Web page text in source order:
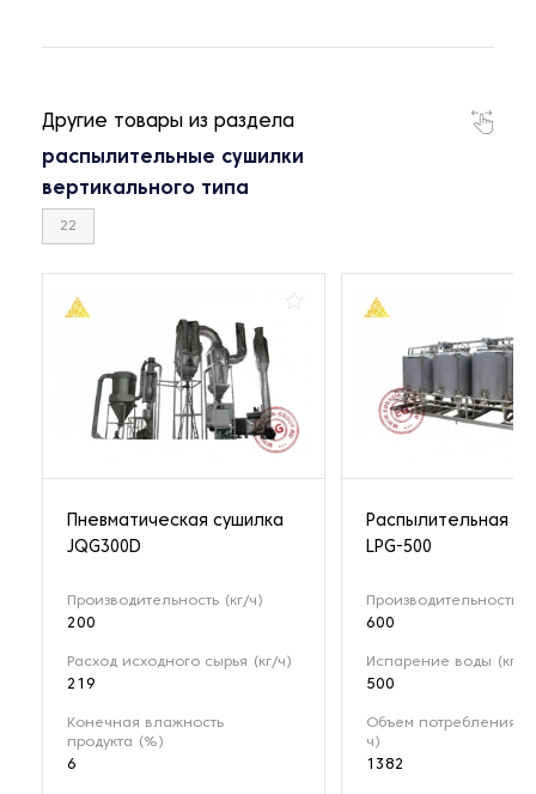
Другие товары из раздела
распылительные сушилки
вертикального типа
22
Пневматическая сушилка
JQG300D
Производительность (кг/ч)
200
Расход исходного сырья (кг/ч)
219
Конечная влажность
продукта (%)
6
Распылительная
LPG-500
Производительность
600
Испарение воды (кг/ч)
500
Объем потребления
ч)
1382